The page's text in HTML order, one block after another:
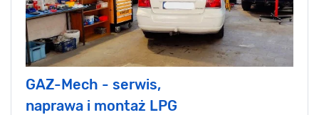
GAZ-Mech - serwis,
naprawa i montaż LPG